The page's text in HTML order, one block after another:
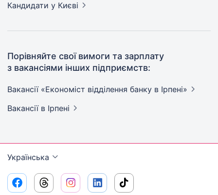
Кандидати у Києві
Порівняйте свої вимоги та зарплату
з вакансіями інших підприємств:
Вакансії «Економіст відділення банку в Ірпені»
Вакансії в Ірпені
Українська